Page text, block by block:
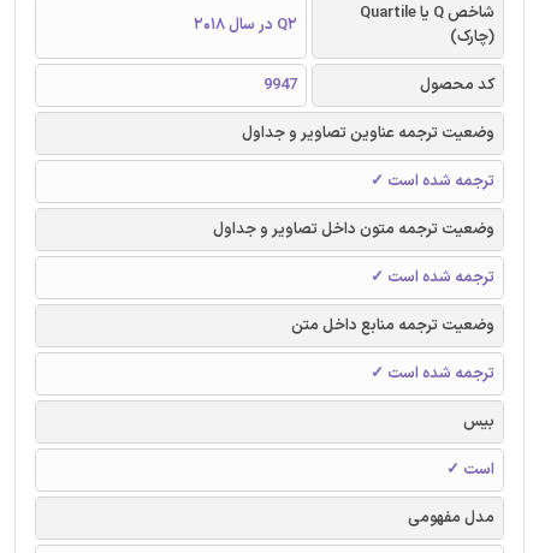
شاخص Q یا Quartile
(چارک)
Q2 در سال 2018
کد محصول
9947
وضعیت ترجمه عناوین تصاویر و جداول
ترجمه شده است ✓
وضعیت ترجمه متون داخل تصاویر و جداول
ترجمه شده است ✓
وضعیت ترجمه منابع داخل متن
ترجمه شده است ✓
بیس
است ✓
مدل مفهومی